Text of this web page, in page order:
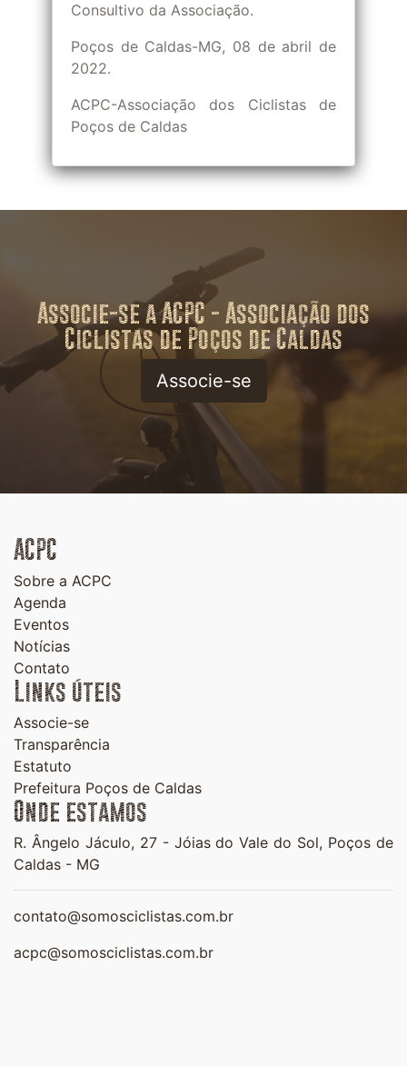
Consultivo da Associação.
Poços de Caldas-MG, 08 de abril de
2022.
ACPC-Associação dos Ciclistas de
Poços de Caldas
Associe-se a ACPC - Associação dos
Ciclistas de Poços de Caldas
Associe-se
ACPC
Sobre a ACPC
Agenda
Eventos
Notícias
Contato
Links úteis
Associe-se
Transparência
Estatuto
Prefeitura Poços de Caldas
Onde estamos
R. Ângelo Jáculo, 27 - Jóias do Vale do Sol, Poços de
Caldas - MG
contato@somosciclistas.com.br
acpc@somosciclistas.com.br